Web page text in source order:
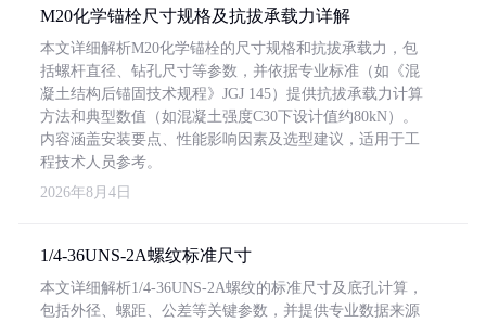
M20化学锚栓尺寸规格及抗拔承载力详解
本文详细解析M20化学锚栓的尺寸规格和抗拔承载力，包
括螺杆直径、钻孔尺寸等参数，并依据专业标准（如《混
凝土结构后锚固技术规程》JGJ 145）提供抗拔承载力计算
方法和典型数值（如混凝土强度C30下设计值约80kN）。
内容涵盖安装要点、性能影响因素及选型建议，适用于工
程技术人员参考。
2026年8月4日
1/4-36UNS-2A螺纹标准尺寸
本文详细解析1/4-36UNS-2A螺纹的标准尺寸及底孔计算，
包括外径、螺距、公差等关键参数，并提供专业数据来源